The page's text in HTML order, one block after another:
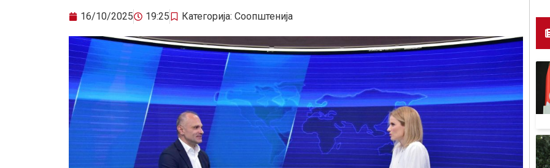
16/10/2025 19:25 Категорија: Соопштенија